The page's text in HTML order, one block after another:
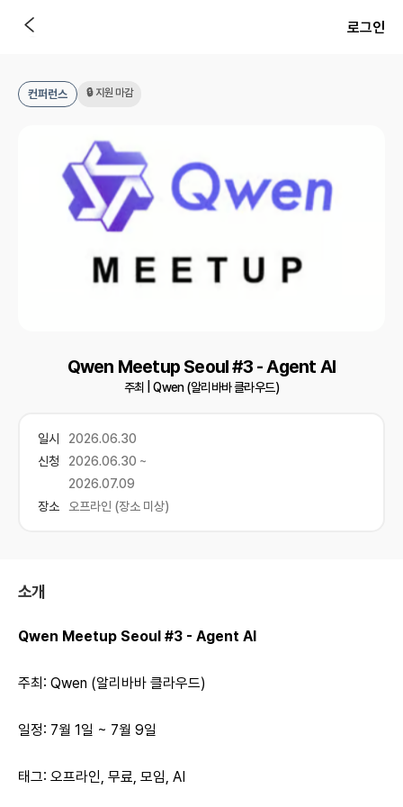
로그인
컨퍼런스 🔒 지원 마감
Qwen Meetup Seoul #3 - Agent AI
주최 |Qwen (알리바바 클라우드)
일시
2026.06.30
신청
2026.06.30 ~
2026.07.09
장소
오프라인 (장소 미상)
소개
Qwen Meetup Seoul #3 - Agent AI
주최: Qwen (알리바바 클라우드)
일정: 7월 1일 ~ 7월 9일
태그: 오프라인, 무료, 모임, AI